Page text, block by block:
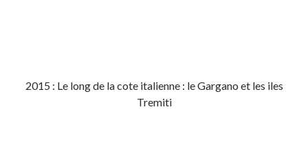
2015 : Le long de la cote italienne : le Gargano et les iles
Tremiti